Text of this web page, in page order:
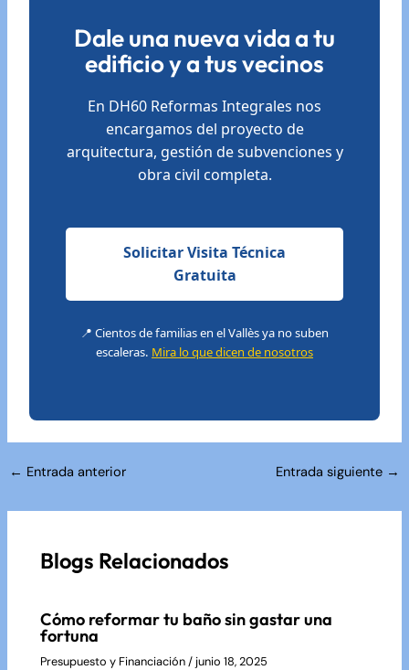
Dale una nueva vida a tu
edificio y a tus vecinos
En DH60 Reformas Integrales nos
encargamos del proyecto de
arquitectura, gestión de subvenciones y
obra civil completa.
Solicitar Visita Técnica
Gratuita
📍 Cientos de familias en el Vallès ya no suben
escaleras. Mira lo que dicen de nosotros
Navegación
entradas
← Entrada anterior Entrada siguiente →
Blogs Relacionados
Cómo reformar tu baño sin gastar una
fortuna
Presupuesto y Financiación/ junio 18, 2025